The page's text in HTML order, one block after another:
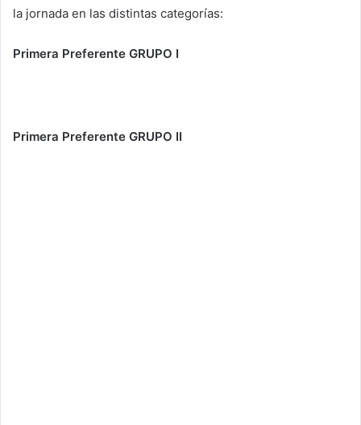
la jornada en las distintas categorías:
Primera Preferente GRUPO I
Primera Preferente GRUPO II